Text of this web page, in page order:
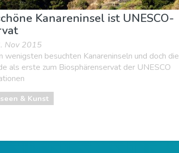
Kanareninsel ist UNESCO-
Nov 2015
wenigsten besuchten Kanareninseln und doch die
als erste zum Biosphärenservat der UNESCO
& Kunst